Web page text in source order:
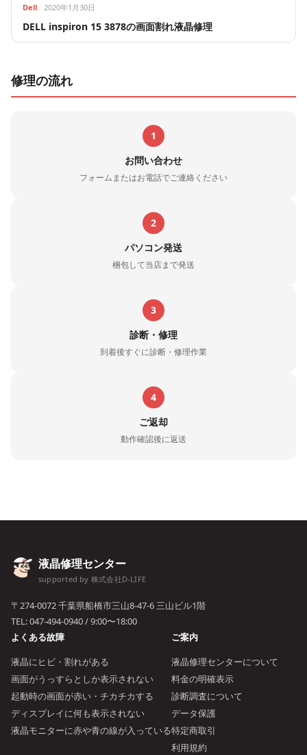
Dell 2020年1月30日
DELL inspiron 15 3878の画面割れ液晶修理
修理の流れ
1
お問い合わせ
フォームまたはお電話でご連絡ください
2
パソコン発送
梱包して当店まで発送
3
診断・修理
到着後すぐに診断・修理作業
4
ご返却
動作確認後に返送
液晶修理センター
supported by 株式会社D-LIFE
〒274-0072 千葉県船橋市三山8-47-6 三山ビル1階
TEL:047-494-0940/ 9:00〜18:00
よくある故障
液晶にヒビ・割れがある
画面がうっすらとしか表示されない
起動時の画面が赤い・チカチカする
ディスプレイに何も表示されない
液晶モニターに赤や青の線が入っている
ご案内
液晶修理センターについて
料金の明確表示
診断調査について
データ保護
特定商取引
利用規約